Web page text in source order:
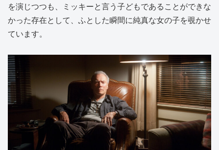
を演じつつも、ミッキーと言う子どもであることができな
かった存在として、ふとした瞬間に純真な女の子を覗かせ
ています。